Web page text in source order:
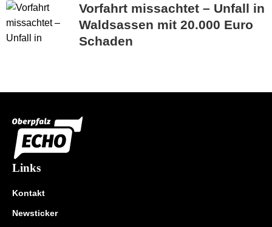
Vorfahrt missachtet – Unfall in
Waldsassen mit 20.000 Euro
Schaden
Links
Kontakt
Newsticker